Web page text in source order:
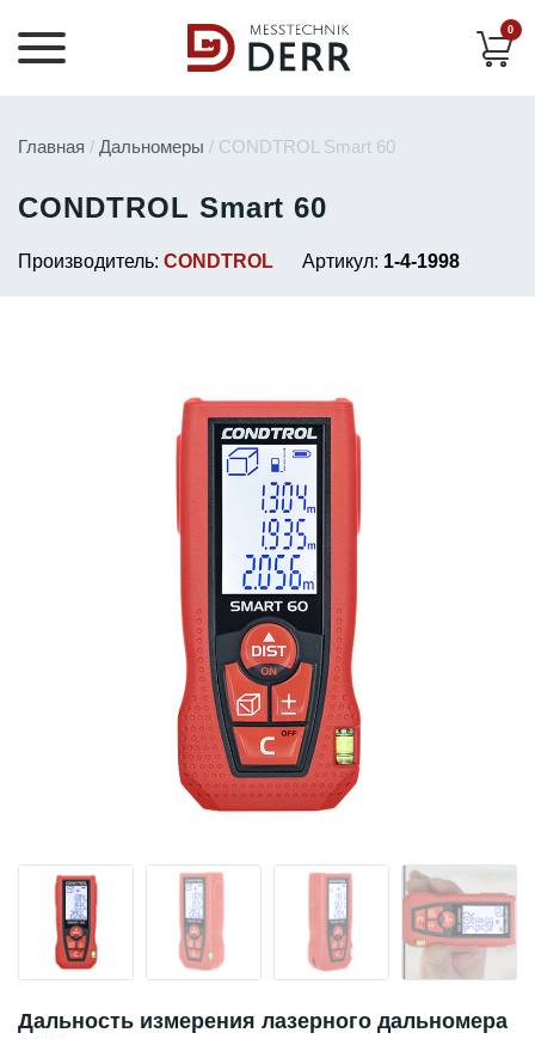
0
Главная / Дальномеры / CONDTROL Smart 60
CONDTROL Smart 60
Производитель: CONDTROL Артикул: 1-4-1998
Дальность измерения лазерного дальномера